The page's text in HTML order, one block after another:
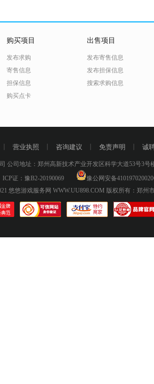
购买项目
发布求购
寄售信息
担保信息
购买点卡
出售项目
发布寄售信息
发布担保信息
搜索求购信息
营业执照 咨询建议 免责声明 诚
公司地址：郑州高新技术产业开发区科学大道53号3号
ICP证： 豫B2-20190069
豫公网安备
悠悠游戏服务网 WWW.UU898.COM 版权所有：郑州